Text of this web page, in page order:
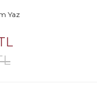
Yaz